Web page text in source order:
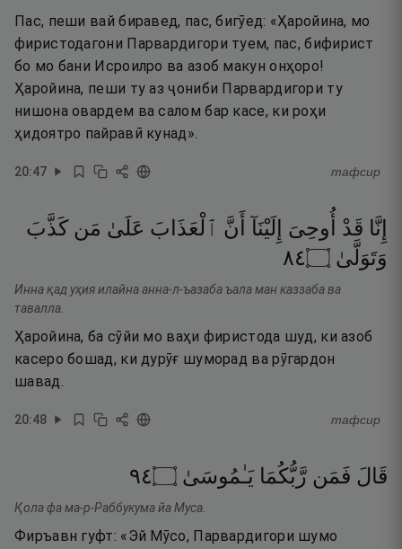
Пас, пеши вай биравед, пас, бигӯед: «Ҳаройина, мо
фиристодагони Парвардигори туем, пас, бифирист
бо мо бани Исроилро ва азоб макун онҳоро!
Ҳаройина, пеши ту аз ҷониби Парвардигори ту
нишона овардем ва салом бар касе, ки роҳи
ҳидоятро пайравӣ кунад».
20:47 тафсир
إِنَّا قَدْ أُوحِىَ إِلَيْنَآ أَنَّ ٱلْعَذَابَ عَلَىٰ مَن كَذَّبَ
وَتَوَلَّىٰ ۝٤٨
Инна қад уҳия илайна анна-л-ъазаба ъала ман каззаба ва
тавалла.
Ҳаройина, ба сӯйи мо ваҳи фиристода шуд, ки азоб
касеро бошад, ки дурӯғ шуморад ва рӯгардон
шавад.
20:48 тафсир
قَالَ فَمَن رَّبُّكُمَا يَـٰمُوسَىٰ ۝٤٩
Қола фа ма-р-Раббукума йа Муса.
Фиръавн гуфт: «Эй Мӯсо, Парвардигори шумо